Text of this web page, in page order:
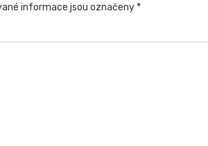
informace jsou označeny *